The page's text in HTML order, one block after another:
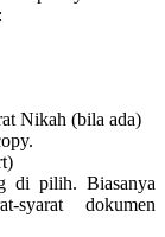
Nikah (bila ada)
di pilih. Biasanya
syarat dokumen